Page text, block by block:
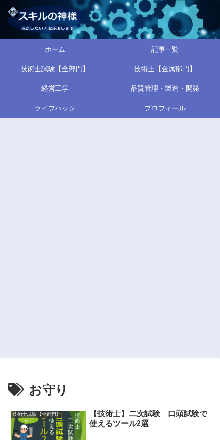
ホーム 記事一覧
技術士試験【全部門】 技術士【金属部門】
経営工学 品質管理・製造・開発
ライフハック プロフィール
お守り
技術士試験【全部門】
【技術士】二次試験 口頭試験で
使えるツール2選